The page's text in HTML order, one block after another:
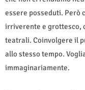
essere posseduti. Però
irriverente e grottesco,
teatrali. Coinvolgere il
allo stesso tempo.
immaginariamente.